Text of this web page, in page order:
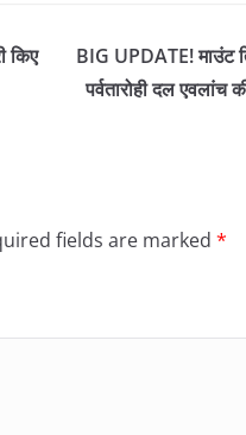
किए
BIG UPDATE! माउंट
पर्वतारोही दल एवलांच
fields are marked *